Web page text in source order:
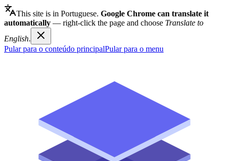
This site is in Portuguese. Google Chrome can translate it
automatically — right-click the page and choose Translate to
English.
Pular para o conteúdo principalPular para o menu